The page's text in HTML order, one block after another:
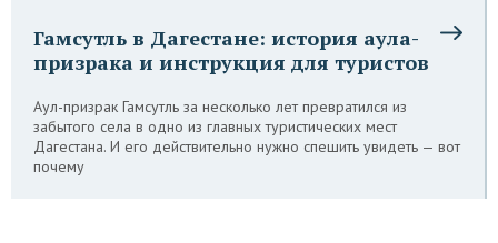
Гамсутль в Дагестане: история аула-
призрака и инструкция для туристов
Аул-призрак Гамсутль за несколько лет превратился из
забытого села в одно из главных туристических мест
Дагестана. И его действительно нужно спешить увидеть — вот
почему